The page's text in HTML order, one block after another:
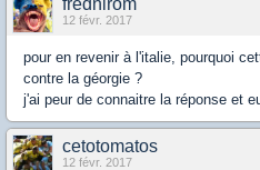
frednirom
12 févr. 2017
pour en revenir à l'italie, pourquoi
contre la géorgie ?
j'ai peur de connaitre la réponse et
cetotomatos
12 févr. 2017